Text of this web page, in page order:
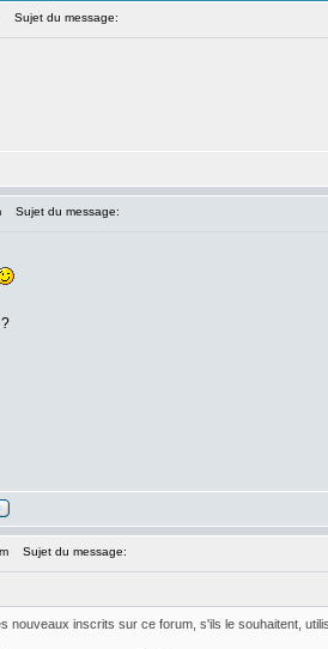
Sujet du message:
Sujet du message:
Sujet du message:
nouveaux inscrits sur ce forum, s'ils le souhaitent,